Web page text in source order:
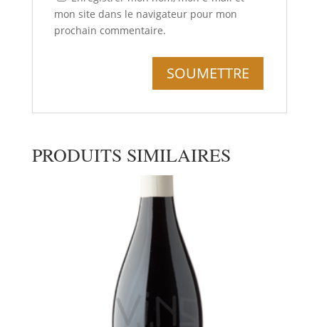
mon site dans le navigateur pour mon
prochain commentaire.
PRODUITS SIMILAIRES